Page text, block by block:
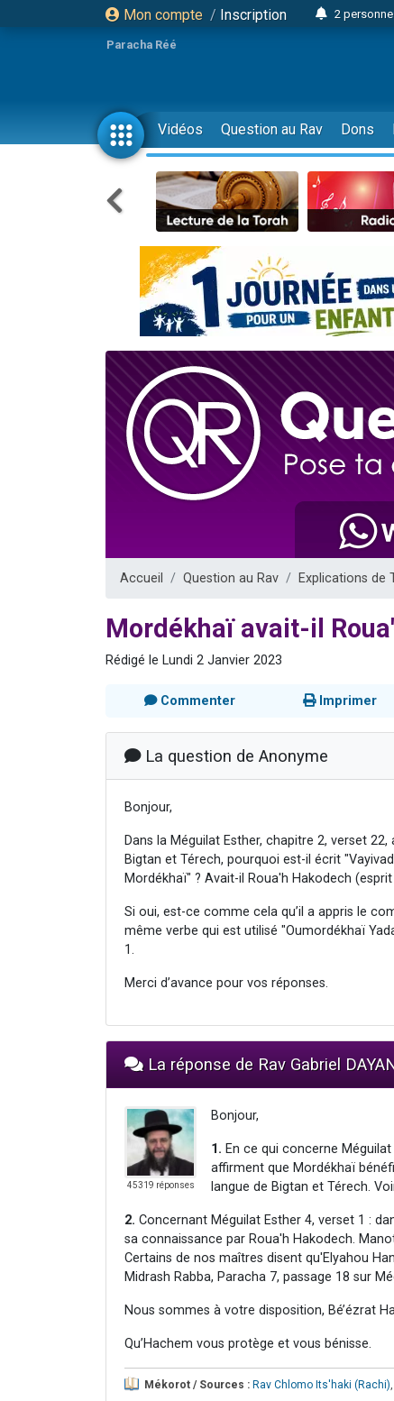
Mon compte / Inscription
2
2
8
4
Nouvelle
61
39
Il reste
Nathaniel
6
2
10
Il
Dovan
2
3
Paracha Réé
Vidéos Question au Rav Dons
Accueil Question au Rav Explications de
Mordékhaï avait-il
Rédigé le Lundi 2 Janvier 2023
Commenter Imprimer
La question de Anonyme
Bonjour,
Dans la Méguilat Esther, chapitre 2, verset
Bigtan et Térech, pourquoi est-il écrit
Mordékhaï" ? Avait-il Roua'h Hakodech
Si oui, est-ce comme cela qu’il a appris le
même verbe qui est utilisé "Oumordékhaï
1.
Merci d’avance pour vos réponses.
La réponse de Rav Gabriel
45319 réponses
Bonjour,
1. En ce qui concerne
affirment que Mordékhaï
langue de Bigtan et Térech.
2. Concernant Méguilat Esther 4, verset 1 :
sa connaissance par Roua'h Hakodech.
Certains de nos maîtres disent qu'Elyahou
Midrash Rabba, Paracha 7, passage 18 sur
Nous sommes à votre disposition, Bé’ézrat
Qu’Hachem vous protège et vous bénisse.
Mékorot / Sources : Rav Chlomo Its'haki (Rachi)